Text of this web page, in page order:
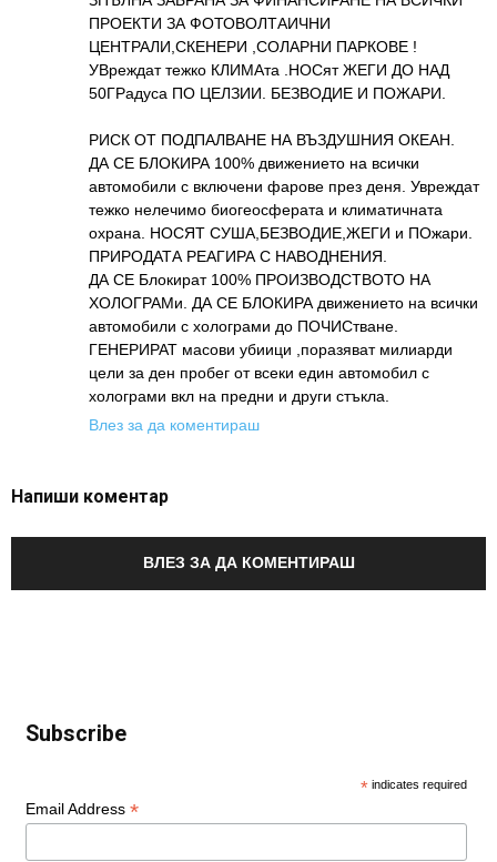
ПРОЕКТИ ЗА ФОТОВОЛТАИЧНИ
ЦЕНТРАЛИ,СКЕНЕРИ ,СОЛАРНИ ПАРКОВЕ !
УВреждат тежко КЛИМАта .НОСят ЖЕГИ ДО НАД
50ГРадуса ПО ЦЕЛЗИИ. БЕЗВОДИЕ И ПОЖАРИ.
РИСК ОТ ПОДПАЛВАНЕ НА ВЪЗДУШНИЯ ОКЕАН.
ДА СЕ БЛОКИРА 100% движението на всички
автомобили с включени фарове през деня. Увреждат
тежко нелечимо биогеосферата и климатичната
охрана. НОСЯТ СУША,БЕЗВОДИЕ,ЖЕГИ и ПОжари.
ПРИРОДАТА РЕАГИРА С НАВОДНЕНИЯ.
ДА СЕ Блокират 100% ПРОИЗВОДСТВОТО НА
ХОЛОГРАМи. ДА СЕ БЛОКИРА движението на всички
автомобили с холограми до ПОЧИСтване.
ГЕНЕРИРАТ масови убиици ,поразяват милиарди
цели за ден пробег от всеки един автомобил с
холограми вкл на предни и други стъкла.
Влез за да коментираш
Напиши коментар
ВЛЕЗ ЗА ДА КОМЕНТИРАШ
Subscribe
* indicates required
Email Address *